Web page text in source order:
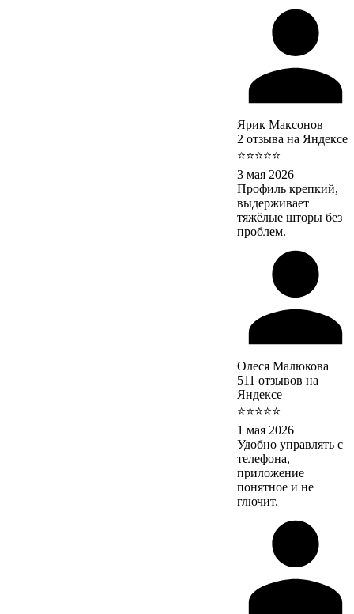
Ярик Максонов
2 отзыва на Яндексе
⭐⭐⭐⭐⭐
3 мая 2026
Профиль крепкий,
выдерживает
тяжёлые шторы без
проблем.
Олеся Малюкова
511 отзывов на
Яндексе
⭐⭐⭐⭐⭐
1 мая 2026
Удобно управлять с
телефона,
приложение
понятное и не
глючит.